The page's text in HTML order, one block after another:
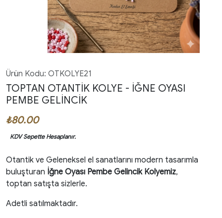
Ürün Kodu: OTKOLYE21
TOPTAN OTANTIK KOLYE - İĞNE OYASI
PEMBE GELINCIK
₺80.00
KDV Sepette Hesaplanır.
Otantik ve Geleneksel el sanatlarını modern tasarımla
buluşturan İğne Oyası Pembe Gelincik Kolyemiz,
toptan satışta sizlerle.
Adetli satılmaktadır.